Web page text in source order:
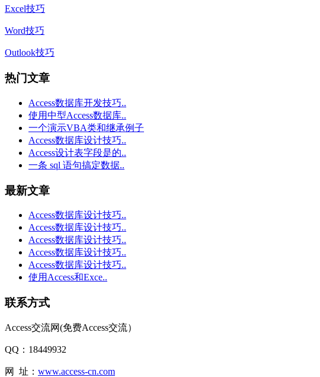
Excel技巧
Word技巧
Outlook技巧
热门文章
Access数据库开发技巧..
使用中型Access数据库..
一个演示VBA类和继承例子
Access数据库设计技巧..
Access设计表字段是的..
一条 sql 语句搞定数据..
最新文章
Access数据库设计技巧..
Access数据库设计技巧..
Access数据库设计技巧..
Access数据库设计技巧..
Access数据库设计技巧..
使用Access和Exce..
联系方式
Access交流网(免费Access交流）
QQ：18449932
网 址： www.access-cn.com